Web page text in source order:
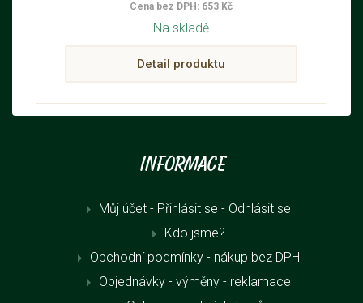
Cena bez DPH: 653 Kč
Na skladě
Detail produktu
Informace
Můj účet - Přihlásit se - Odhlásit se
Kdo jsme?
Obchodní podmínky - nákup bez DPH
Objednávky - výměny - reklamace